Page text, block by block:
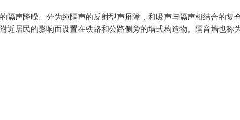
隔声降噪。分为纯隔声的反射型声屏障，和吸声与隔声相结合的复
近居民的影响而设置在铁路和公路侧旁的墙式构造物。隔音墙也称